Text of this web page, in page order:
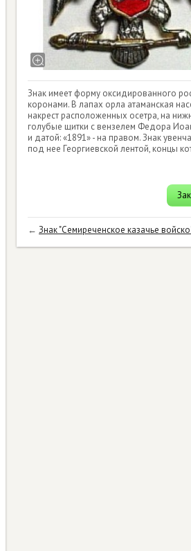
Знак имеет форму оксидированного
коронами. В лапах орла атаманская
накрест расположенных осетра, на
голубые щитки с вензелем Федора
и датой: «1891» - на правом. Знак
под нее Георгиевской лентой, концы
← Знак "Семиреченское казачье